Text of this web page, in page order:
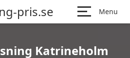
pris.se Menu
Katrineholm